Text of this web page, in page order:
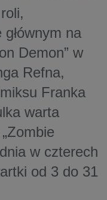
na
Demon” w
Refna,
Franka
warta
w czterech
od 3 do 31